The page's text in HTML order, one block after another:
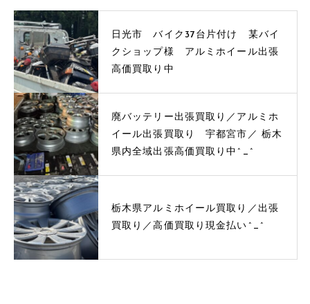
日光市 バイク37台片付け 某バイ
クショップ様 アルミホイール出張
高価買取り中
廃バッテリー出張買取り／アルミホ
イール出張買取り 宇都宮市／ 栃木
県内全域出張高価買取り中^_^
栃木県アルミホイール買取り／出張
買取り／高価買取り現金払い^_^